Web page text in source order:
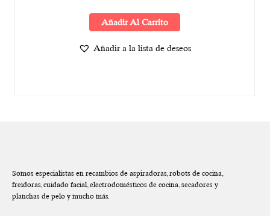
Añadir Al Carrito
Añadir a la lista de deseos
Somos especialistas en recambios de aspiradoras, robots de cocina,
freidoras, cuidado facial, electrodomésticos de cocina, secadores y
planchas de pelo y mucho más.